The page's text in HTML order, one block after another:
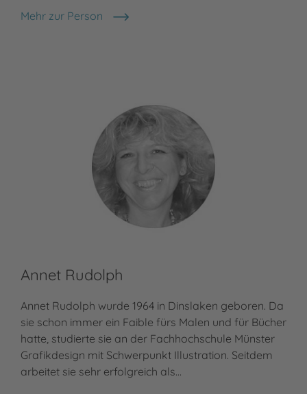
Mehr zur Person
Nele Moost
Annet Rudolph
Annet Rudolph wurde 1964 in Dinslaken geboren. Da
sie schon immer ein Faible fürs Malen und für Bücher
hatte, studierte sie an der Fachhochschule Münster
Grafikdesign mit Schwerpunkt Illustration. Seitdem
arbeitet sie sehr erfolgreich als…